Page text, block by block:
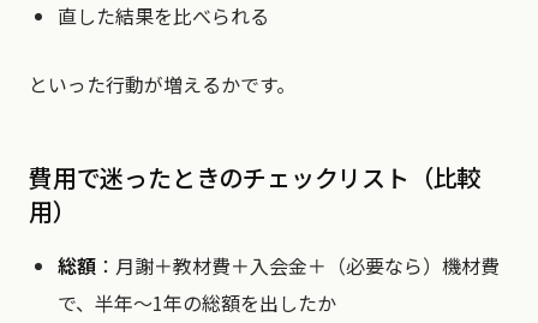
直した結果を比べられる
といった行動が増えるかです。
費用で迷ったときのチェックリスト（比較
用）
総額 ：月謝＋教材費＋入会金＋（必要なら）機材費
で、半年〜1年の総額を出したか